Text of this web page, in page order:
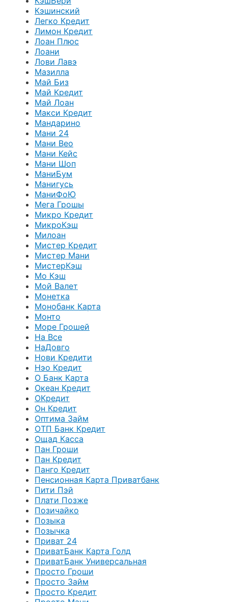
Кэшинский
Легко Кредит
Лимон Кредит
Лоан Плюс
Лоани
Лови Лавэ
Мазилла
Май Биз
Май Кредит
Май Лоан
Макси Кредит
Мандарино
Мани 24
Мани Вео
Мани Кейс
Мани Шоп
МаниБум
Манигусь
МаниФоЮ
Мега Грошы
Микро Кредит
МикроКэш
Милоан
Мистер Кредит
Мистер Мани
МистерКэш
Мо Кэш
Мой Валет
Монетка
Монобанк Карта
Монто
Море Грошей
На Все
НаДовго
Нови Кредити
Нэо Кредит
О Банк Карта
Океан Кредит
ОКредит
Он Кредит
Оптима Займ
ОТП Банк Кредит
Ощад Касса
Пан Гроши
Пан Кредит
Панго Кредит
Пенсионная Карта Приватбанк
Пити Пэй
Плати Позже
Позичайко
Позыка
Позычка
Приват 24
ПриватБанк Карта Голд
ПриватБанк Универсальная
Просто Гроши
Просто Займ
Просто Кредит